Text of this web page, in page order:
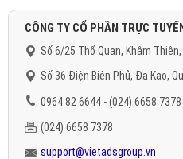
CÔNG TY CỔ PHẦN TRỰC
Số 6/25 Thổ Quan, Khâm
Số 36 Điện Biên Phủ, Đa Kao,
0964 82 6644 - (024) 6658 7378
(024) 6658 7378
support@vietadsgroup.vn